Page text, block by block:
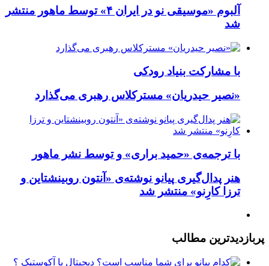
آلبوم «موسیقی نو در ایران ۴» توسط ماهور منتشر
شد
با مشارکت بنیاد رودکی
«نصیر حیدریان» مسترکلاس رهبری می‌گذارد
با ترجمه‌ی «حمید براری» و توسط نشر ماهور
هنر پدال‌گیری پیانو نوشته‌ی «آنتون روبینشتاین و
ترزا کارِنو» منتشر شد
پربازدیدترین مطالب